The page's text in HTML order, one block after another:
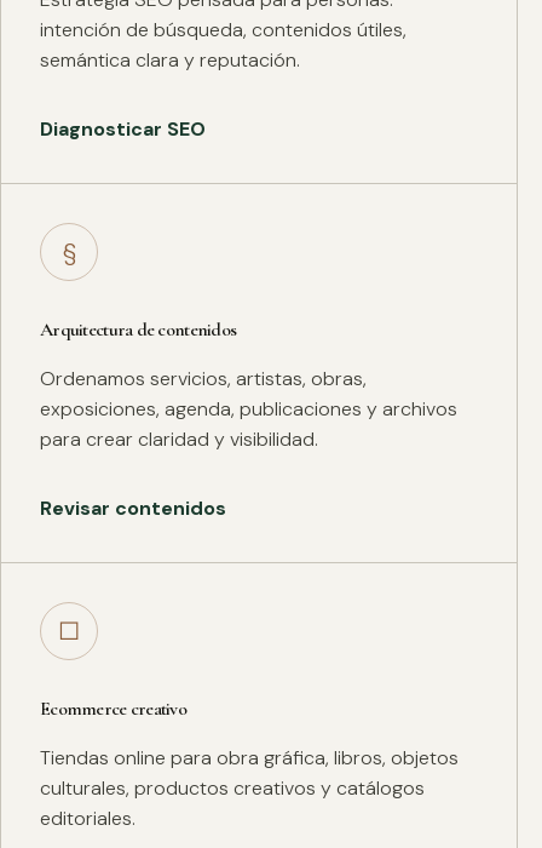
intención de búsqueda, contenidos útiles,
semántica clara y reputación.
Diagnosticar SEO
§
Arquitectura de contenidos
Ordenamos servicios, artistas, obras,
exposiciones, agenda, publicaciones y archivos
para crear claridad y visibilidad.
Revisar contenidos
□
Ecommerce creativo
Tiendas online para obra gráfica, libros, objetos
culturales, productos creativos y catálogos
editoriales.